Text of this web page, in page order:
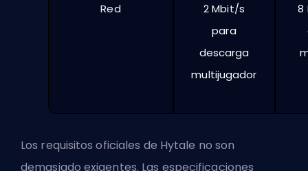
Red
2 Mbit/s
para
descarga
multijugador
8
Los requisitos oficiales de Hytale no son
demasiado exigentes. Las especificaciones